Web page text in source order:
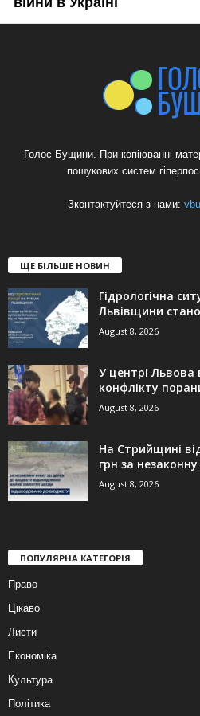
Голос Бущини. При копіюванні
пошукових систем
Зконтактуйтеся з нами:
ЩЕ БІЛЬШЕ НОВИН
Гідрологічна
Львівщини
August 8, 2026
У центрі Львова
конфлікту
August 8, 2026
На Стрийщині
грн за
August 8, 2026
ПОПУЛЯРНА КАТЕГОРІЯ
Право
Цікаво
Листи
Економіка
Культура
Політика